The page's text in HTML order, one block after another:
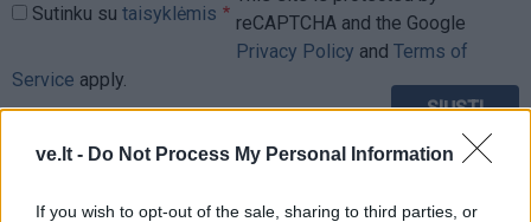
ve.lt - Do Not Process My Personal Information
If you wish to opt-out of the sale, sharing to third parties, or
Sutinku su taisyklėmis
reCAPTCHA and the Google
Privacy Policy and Terms of
Service apply.